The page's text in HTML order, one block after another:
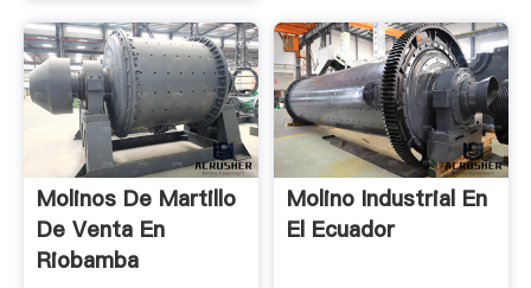
Molinos De Martillo
De Venta En
Riobamba
Molino Industrial En
El Ecuador